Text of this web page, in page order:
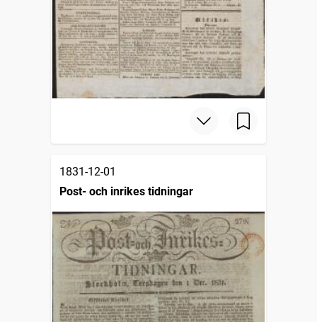
1831-12-01
Post- och inrikes tidningar